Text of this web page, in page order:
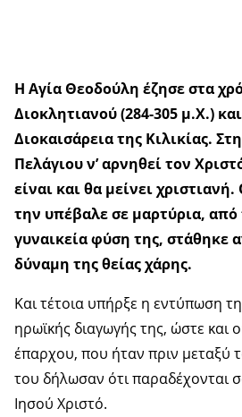
Η Αγία Θεοδούλη έζησε στα
Διοκλητιανού (284-305 μ.Χ.)
Διοκαισάρεια της Κιλικίας.
Πελάγιου ν’ αρνηθεί τον
είναι και θα μείνει
την υπέβαλε σε μαρτύρια,
γυναικεία φύση της, στάθηκε
δύναμη της θείας χάρης.
Και τέτοια υπήρξε η εντύπωση
ηρωϊκής διαγωγής της, ώστε και
έπαρχου, που ήταν πριν μεταξύ
του δήλωσαν ότι παραδέχονται
Ιησού Χριστό.